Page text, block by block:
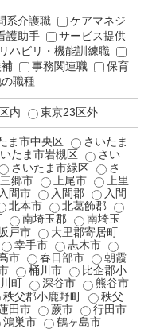
系介護職
ケアマネジ
護助手
サービス提供
リハビリ・機能訓練職
事務関連職
保育
職種
内 東京23区外
ま市中央区
さいたま
たま市岩槻区
さい
さいたま市緑区
さ
三郷市 上尾市
上里
入間市 入間郡
入間
北本市
北葛飾郡
南埼玉郡
南埼玉
戸市
大里郡寄居町
幸手市
志木市
市 春日部市
朝霞
桶川市
比企郡小
町 深谷市
熊谷市
秩父郡小鹿野町
秩父
田市 蕨市
行田市
鴻巣市 鶴ヶ島市